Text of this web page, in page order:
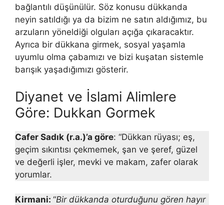
bağlantılı düşünülür. Söz konusu dükkanda
neyin satıldığı ya da bizim ne satın aldığımız, bu
arzuların yöneldiği olguları açığa çıkaracaktır.
Ayrıca bir dük­kana girmek, sosyal yaşamla
uyumlu olma çabamızı ve bizi kuşa­tan sistemle
barışık yaşadığımızı gösterir.
Diyanet ve İslami Alimlere
Göre: Dukkan Gormek
Cafer Sadık (r.a.)’a göre: “Dükkan rüyası; eş,
geçim sıkıntısı çekmemek, şan ve şeref, güzel
ve değerli işler, mevki ve makam, zafer olarak
yorumlar.
Kirmani: “Bir dükkanda oturduğunu gören hayır